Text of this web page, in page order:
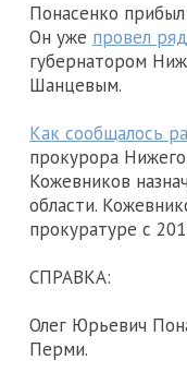
Понасенко
Он уже провел
губернатором
Шанцевым.
Как сообщалось
прокурора
Кожевников
области.
прокуратуре с
СПРАВКА:
Олег Юрьевич
Перми.